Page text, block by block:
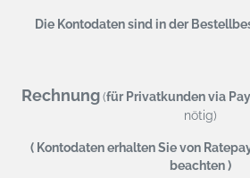
Die Kontodaten sind in der
Rechnung (für Privatkunden via
nötig)
( Kontodaten erhalten Sie von
beachten )